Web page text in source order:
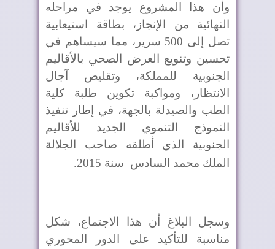
وأن هذا المشروع يوجد في مراحله
النهائية من الإنجاز، بطاقة استيعابية
تصل إلى 500 سرير، مما سيساهم في
تحسين وتنويع العرض الصحي بالأقاليم
الجنوبية للمملكة، وتقليص آجال
الانتظار، ومواكبة تكوين طلبة كلية
الطب والصيدلة بالجهة، في إطار تنفيذ
النموذج التنموي الجديد للأقاليم
الجنوبية الذي أطلقه صاحب الجلالة
الملك محمد السادس سنة 2015 .
وسجل البلاغ أن هذا الاجتماع، شكل
مناسبة للتأكيد على الدور المحوري